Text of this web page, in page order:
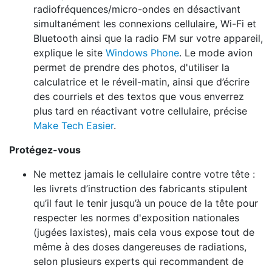
radiofréquences/micro-ondes en désactivant
simultanément les connexions cellulaire, Wi-Fi et
Bluetooth ainsi que la radio FM sur votre appareil,
explique le site Windows Phone. Le mode avion
permet de prendre des photos, d'utiliser la
calculatrice et le réveil-matin, ainsi que d’écrire
des courriels et des textos que vous enverrez
plus tard en réactivant votre cellulaire, précise
Make Tech Easier.
Protégez-vous
Ne mettez jamais le cellulaire contre votre tête :
les livrets d’instruction des fabricants stipulent
qu’il faut le tenir jusqu’à un pouce de la tête pour
respecter les normes d'exposition nationales
(jugées laxistes), mais cela vous expose tout de
même à des doses dangereuses de radiations,
selon plusieurs experts qui recommandent de